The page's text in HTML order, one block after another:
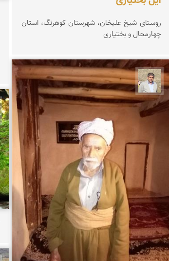
روستای شیخ علیخان، شهرستان کوهرنگ، استان
چهارمحال و بختیاری
محمد غریب معاذی نژاد